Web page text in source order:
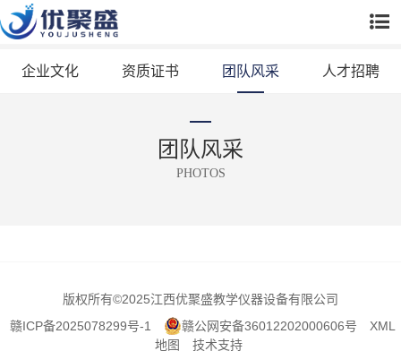
企业文化 资质证书 团队风采 人才招聘
团队风采
PHOTOS
版权所有©2025江西优聚盛教学仪器设备有限公司
赣ICP备2025078299号-1
赣公网安备36012202000606号
XML
地图
技术支持